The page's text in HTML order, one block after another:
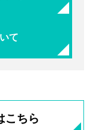
て
こちら